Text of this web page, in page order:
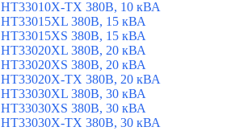
HT33010X-TX 380В, 10 кВА
HT33015XL 380В, 15 кВА
HT33015XS 380В, 15 кВА
HT33020XL 380В, 20 кВА
HT33020XS 380В, 20 кВА
HT33020X-TX 380В, 20 кВА
HT33030XL 380В, 30 кВА
HT33030XS 380В, 30 кВА
HT33030X-TX 380В, 30 кВА